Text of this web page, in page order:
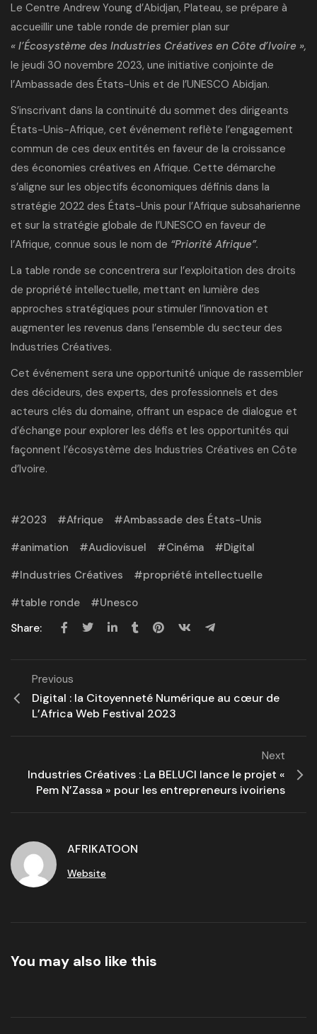
Le Centre Andrew Young d’Abidjan, Plateau, se prépare à
accueillir une table ronde de premier plan sur
« l’Écosystème des Industries Créatives en Côte d’Ivoire »,
le jeudi 30 novembre 2023, une initiative conjointe de
l’Ambassade des États-Unis et de l’UNESCO Abidjan.
S’inscrivant dans la continuité du sommet des dirigeants
États-Unis-Afrique, cet événement reflète l’engagement
commun de ces deux entités en faveur de la croissance
des économies créatives en Afrique. Cette démarche
s’aligne sur les objectifs économiques définis dans la
stratégie 2022 des États-Unis pour l’Afrique subsaharienne
et sur la stratégie globale de l’UNESCO en faveur de
l’Afrique, connue sous le nom de “Priorité Afrique”.
La table ronde se concentrera sur l’exploitation des droits
de propriété intellectuelle, mettant en lumière des
approches stratégiques pour stimuler l’innovation et
augmenter les revenus dans l’ensemble du secteur des
Industries Créatives.
Cet événement sera une opportunité unique de rassembler
des décideurs, des experts, des professionnels et des
acteurs clés du domaine, offrant un espace de dialogue et
d’échange pour explorer les défis et les opportunités qui
façonnent l’écosystème des Industries Créatives en Côte
d’Ivoire.
2023 Afrique
Ambassade des États-Unis
animation
Audiovisuel Cinéma
Digital
Industries Créatives
propriété intellectuelle
table ronde
Unesco
Share:
Previous
Digital : la Citoyenneté Numérique au cœur de
L’Africa Web Festival 2023
Next
Industries Créatives : La BELUCI lance le projet «
Pem N’Zassa » pour les entrepreneurs ivoiriens
AFRIKATOON
Website
You may also like this